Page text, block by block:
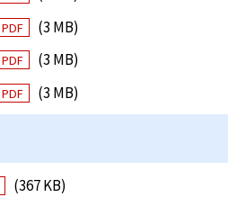
PDF
(3 MB)
PDF
(3 MB)
PDF (3 MB)
(367 KB)